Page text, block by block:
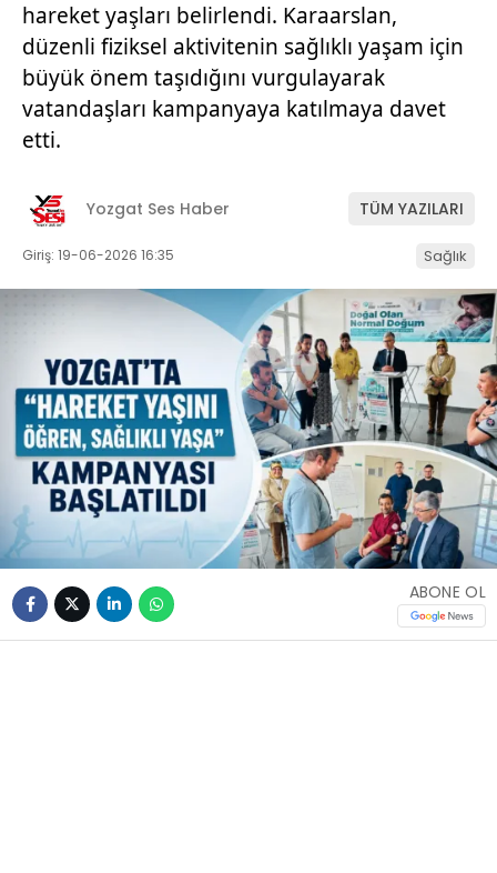
hareket yaşları belirlendi. Karaarslan,
düzenli fiziksel aktivitenin sağlıklı yaşam için
büyük önem taşıdığını vurgulayarak
vatandaşları kampanyaya katılmaya davet
etti.
Yozgat Ses Haber TÜM YAZILARI
Giriş: 19-06-2026 16:35 Sağlık
ABONE OL